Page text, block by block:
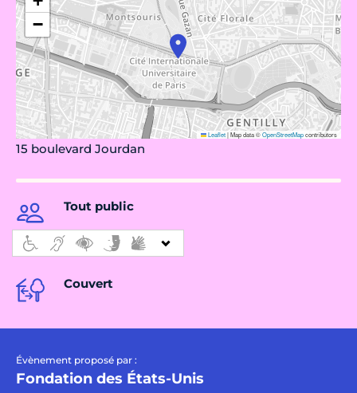
−
Leaflet|Map data ©OpenStreetMapcontributors
15 boulevard Jourdan
Tout public
Couvert
Évènement proposé par :
Fondation des États-Unis